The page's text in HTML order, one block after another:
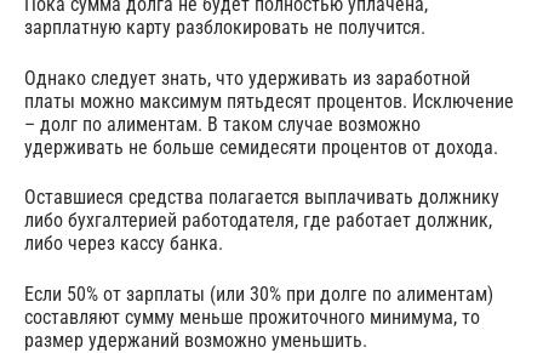
Пока сумма долга не будет полностью уплачена,
зарплатную карту разблокировать не получится.
Однако следует знать, что удерживать из заработной
платы можно максимум пятьдесят процентов. Исключение
– долг по алиментам. В таком случае возможно
удерживать не больше семидесяти процентов от дохода.
Оставшиеся средства полагается выплачивать должнику
либо бухгалтерией работодателя, где работает должник,
либо через кассу банка.
Если 50% от зарплаты (или 30% при долге по алиментам)
составляют сумму меньше прожиточного минимума, то
размер удержаний возможно уменьшить.